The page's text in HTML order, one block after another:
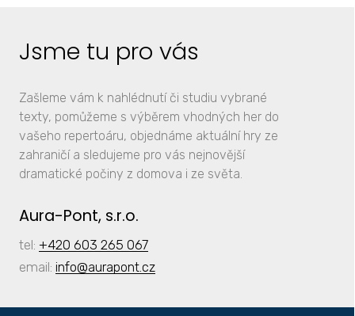
Jsme tu pro vás
Zašleme vám k nahlédnutí či studiu vybrané
texty, pomůžeme s výběrem vhodných her do
vašeho repertoáru, objednáme aktuální hry ze
zahraničí a sledujeme pro vás nejnovější
dramatické počiny z domova i ze světa.
Aura-Pont, s.r.o.
tel: +420 603 265 067
email: info@aurapont.cz